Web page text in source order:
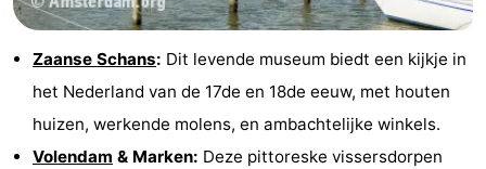
Zaanse Schans: Dit levende museum biedt een kijkje in
het Nederland van de 17de en 18de eeuw, met houten
huizen, werkende molens, en ambachtelijke winkels.
Volendam & Marken: Deze pittoreske vissersdorpen